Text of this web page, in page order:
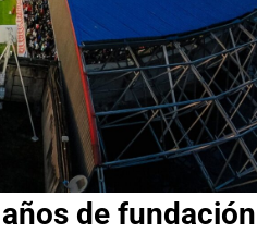
de fundación